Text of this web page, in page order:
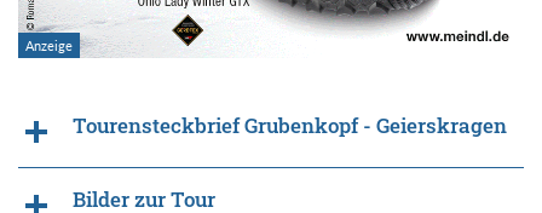
Tourensteckbrief Grubenkopf - Geierskragen
Bilder zur Tour